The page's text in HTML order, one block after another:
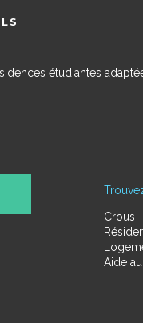
étudiantes
Crous
Aide